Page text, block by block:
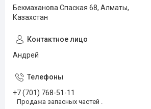
Бекмаханова Спаская 68, Алматы,
Казахстан
Андрей
+7 (701) 768-51-11
Продажа запасных частей .